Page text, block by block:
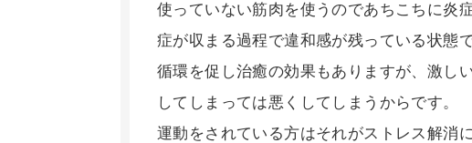
使っていない筋肉を使うのであちこちに炎
症が収まる過程で違和感が残っている状態
循環を促し治癒の効果もありますが、激し
してしまっては悪くしてしまうからです。
運動をされている方はそれがストレス解消